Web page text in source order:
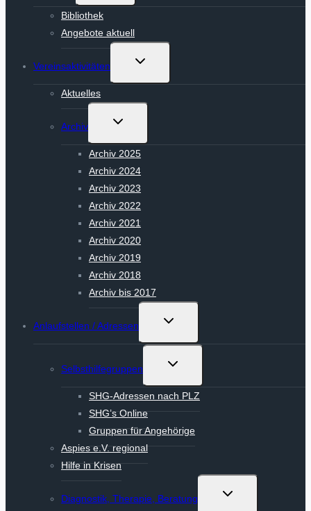
Bibliothek
Angebote aktuell
Vereinsaktivitäten
Untermenü
Aktuelles
Archiv
Untermenü
Archiv 2025
Archiv 2024
Archiv 2023
Archiv 2022
Archiv 2021
Archiv 2020
Archiv 2019
Archiv 2018
Archiv bis 2017
Anlaufstellen / Adressen
Untermenü
Selbsthilfegruppen
Untermenü
SHG-Adressen nach PLZ
SHG’s Online
Gruppen für Angehörige
Aspies e.V. regional
Hilfe in Krisen
Diagnostik, Therapie, Beratung
Untermenü